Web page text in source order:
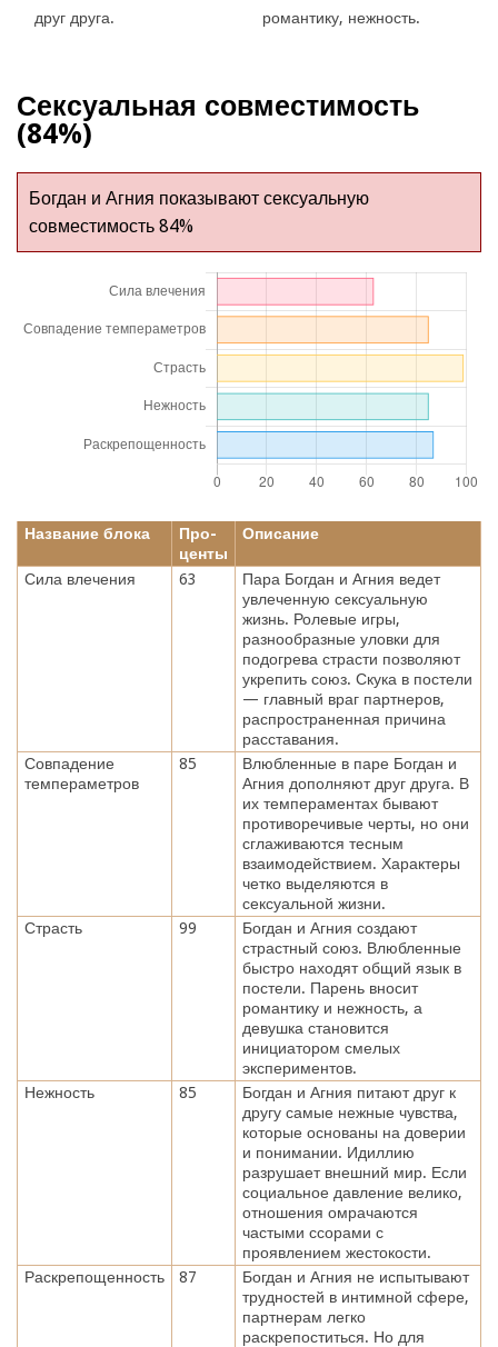
друг друга.
романтику, нежность.
Сексуальная совместимость
(84%)
Богдан и Агния показывают сексуальную
совместимость 84%
Название блока
Про-
центы
Описание
Сила влечения 63
Пара Богдан и Агния ведет
увлеченную сексуальную
жизнь. Ролевые игры,
разнообразные уловки для
подогрева страсти позволяют
укрепить союз. Скука в постели
— главный враг партнеров,
распространенная причина
расставания.
Совпадение
темпераметров
85
Влюбленные в паре Богдан и
Агния дополняют друг друга. В
их темпераментах бывают
противоречивые черты, но они
сглаживаются тесным
взаимодействием. Характеры
четко выделяются в
сексуальной жизни.
Страсть
99
Богдан и Агния создают
страстный союз. Влюбленные
быстро находят общий язык в
постели. Парень вносит
романтику и нежность, а
девушка становится
инициатором смелых
экспериментов.
Нежность
85
Богдан и Агния питают друг к
другу самые нежные чувства,
которые основаны на доверии
и понимании. Идиллию
разрушает внешний мир. Если
социальное давление велико,
отношения омрачаются
частыми ссорами с
проявлением жестокости.
Раскрепощенность
87
Богдан и Агния не испытывают
трудностей в интимной сфере,
партнерам легко
раскрепоститься. Но для